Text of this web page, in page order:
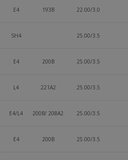
E4 193B 22.00/3.0
SH4 25.00/3.5
E4 200B 25.00/3.5
L4 221A2 25.00/3.5
E4/L4 200B/ 208A2 25.00/3.5
E4 200B 25.00/3.5